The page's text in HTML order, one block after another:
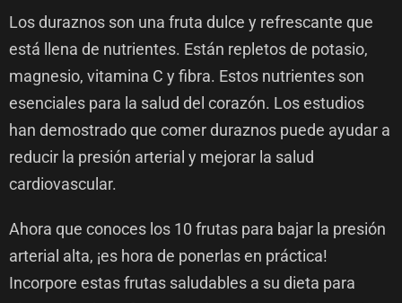
Los duraznos son una fruta dulce y refrescante que
está llena de nutrientes. Están repletos de potasio,
magnesio, vitamina C y fibra. Estos nutrientes son
esenciales para la salud del corazón. Los estudios
han demostrado que comer duraznos puede ayudar a
reducir la presión arterial y mejorar la salud
cardiovascular.
Ahora que conoces los 10 frutas para bajar la presión
arterial alta, ¡es hora de ponerlas en práctica!
Incorpore estas frutas saludables a su dieta para